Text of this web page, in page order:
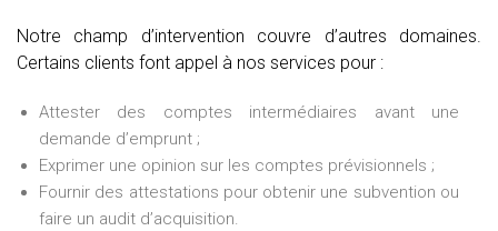
Notre champ d’intervention couvre d’autres domaines.
Certains clients font appel à nos services pour :
Attester des comptes intermédiaires avant une
demande d’emprunt ;
Exprimer une opinion sur les comptes prévisionnels ;
Fournir des attestations pour obtenir une subvention ou
faire un audit d’acquisition.